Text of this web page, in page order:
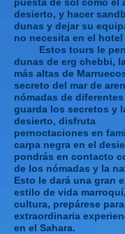
desierto, y hacer
dunas y dejar su
no necesita en el
Estos tours le
dunas de erg chebbi,
más altas de
secreto del mar de
nómadas de
guarda los secretos y
desierto, disfruta
pernoctaciones en
carpa negra en el
pondrás en contacto
de los nómadas y la
Esto le dará una gran
estilo de vida
cultura, prepárese
extraordinaria
en el Sahara.